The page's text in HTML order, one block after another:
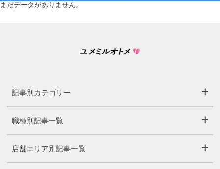
まだデータがありません。
記事別カテゴリー
職種別記事一覧
店舗エリア別記事一覧